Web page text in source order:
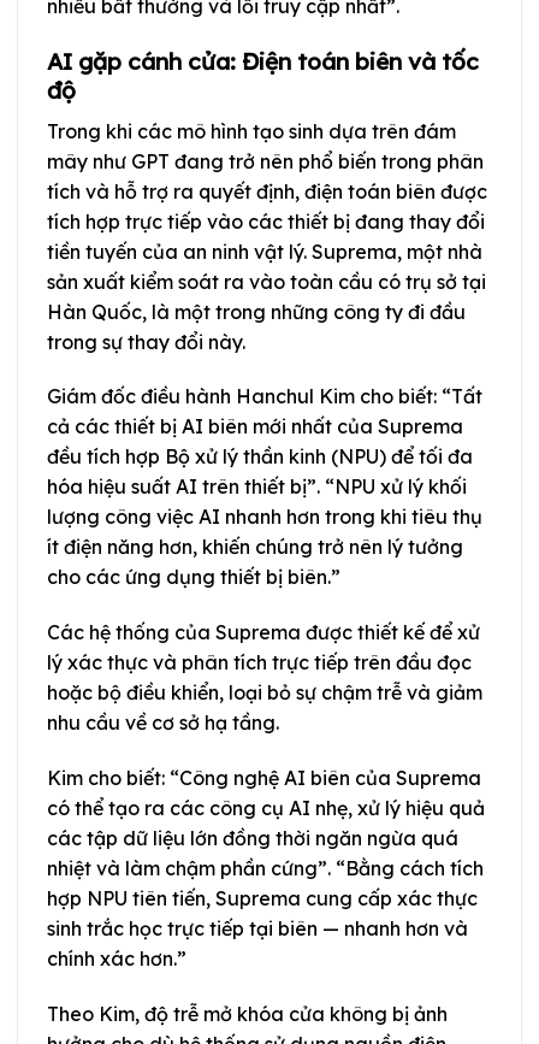
nhiều bất thường và lỗi truy cập nhất”.
AI gặp cánh cửa: Điện toán biên và tốc
độ
Trong khi các mô hình tạo sinh dựa trên đám
mây như GPT đang trở nên phổ biến trong phân
tích và hỗ trợ ra quyết định, điện toán biên được
tích hợp trực tiếp vào các thiết bị đang thay đổi
tiền tuyến của an ninh vật lý. Suprema, một nhà
sản xuất kiểm soát ra vào toàn cầu có trụ sở tại
Hàn Quốc, là một trong những công ty đi đầu
trong sự thay đổi này.
Giám đốc điều hành Hanchul Kim cho biết: “Tất
cả các thiết bị AI biên mới nhất của Suprema
đều tích hợp Bộ xử lý thần kinh (NPU) để tối đa
hóa hiệu suất AI trên thiết bị”. “NPU xử lý khối
lượng công việc AI nhanh hơn trong khi tiêu thụ
ít điện năng hơn, khiến chúng trở nên lý tưởng
cho các ứng dụng thiết bị biên.”
Các hệ thống của Suprema được thiết kế để xử
lý xác thực và phân tích trực tiếp trên đầu đọc
hoặc bộ điều khiển, loại bỏ sự chậm trễ và giảm
nhu cầu về cơ sở hạ tầng.
Kim cho biết: “Công nghệ AI biên của Suprema
có thể tạo ra các công cụ AI nhẹ, xử lý hiệu quả
các tập dữ liệu lớn đồng thời ngăn ngừa quá
nhiệt và làm chậm phần cứng”. “Bằng cách tích
hợp NPU tiên tiến, Suprema cung cấp xác thực
sinh trắc học trực tiếp tại biên — nhanh hơn và
chính xác hơn.”
Theo Kim, độ trễ mở khóa cửa không bị ảnh